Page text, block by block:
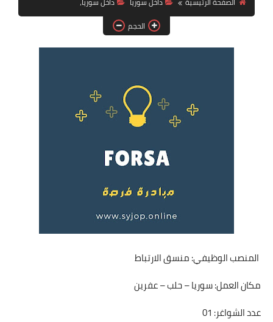
فرص عمل في العراق
فرص عمل في اليمن
دورات تدريبية
الحجم
المنصب الوظيفي: منسق الارتباط
مكان العمل: سوريا – حلب – عفرين
عدد الشواغر: 01